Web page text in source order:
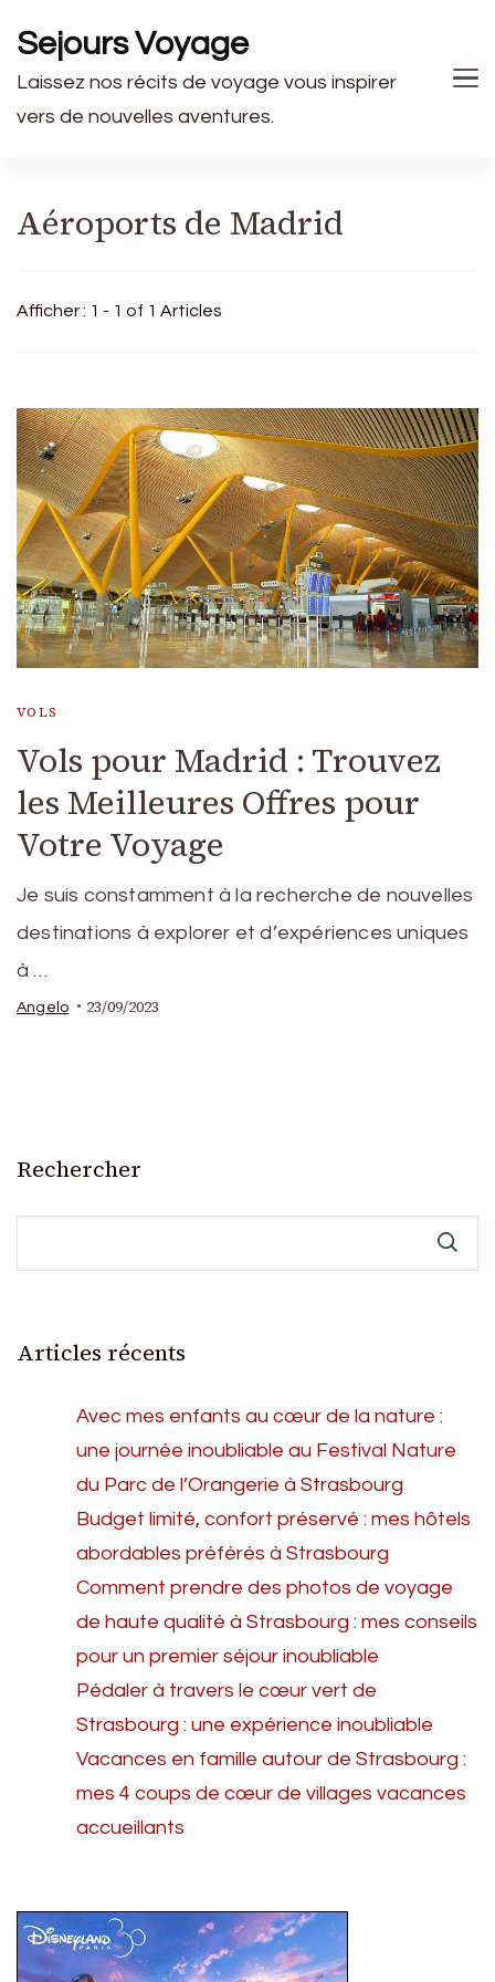
Sejours Voyage
Laissez nos récits de voyage vous inspirer
vers de nouvelles aventures.
Aéroports de Madrid
Afficher : 1 - 1 of 1 Articles
VOLS
Vols pour Madrid : Trouvez
les Meilleures Offres pour
Votre Voyage
Je suis constamment à la recherche de nouvelles
destinations à explorer et d’expériences uniques
à …
Angelo 23/09/2023
Rechercher
Articles récents
Avec mes enfants au cœur de la nature :
une journée inoubliable au Festival Nature
du Parc de l’Orangerie à Strasbourg
Budget limité, confort préservé : mes hôtels
abordables préférés à Strasbourg
Comment prendre des photos de voyage
de haute qualité à Strasbourg : mes conseils
pour un premier séjour inoubliable
Pédaler à travers le cœur vert de
Strasbourg : une expérience inoubliable
Vacances en famille autour de Strasbourg :
mes 4 coups de cœur de villages vacances
accueillants